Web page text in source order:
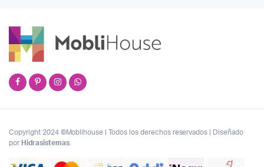
Copyright 2024 ©Moblihouse | Todos los derechos reservados | Diseñado
por Hidrasistemas.